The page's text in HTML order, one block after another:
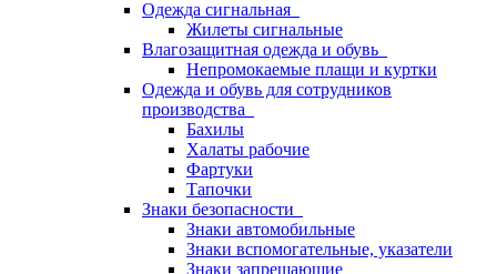
Одежда сигнальная
Жилеты сигнальные
Влагозащитная одежда и обувь
Непромокаемые плащи и куртки
Одежда и обувь для сотрудников
производства
Бахилы
Халаты рабочие
Фартуки
Тапочки
Знаки безопасности
Знаки автомобильные
Знаки вспомогательные, указатели
Знаки запрещающие